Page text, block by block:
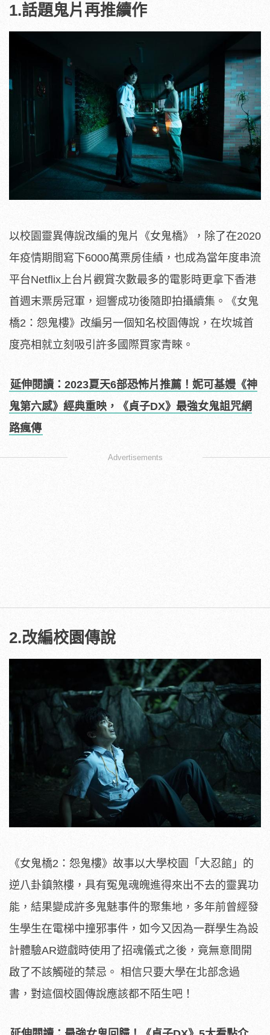
1.話題鬼片再推續作
以校園靈異傳說改編的鬼片《女鬼橋》，除了在2020
年疫情期間寫下6000萬票房佳績，也成為當年度串流
平台Netflix上台片觀賞次數最多的電影時更拿下香港
首週末票房冠軍，迴響成功後隨即拍攝續集。《女鬼
橋2：怨鬼樓》改編另一個知名校園傳說，在坎城首
度亮相就立刻吸引許多國際買家青睞。
延伸閱讀：2023夏天6部恐怖片推薦！妮可基嫚《神
鬼第六感》經典重映，《貞子DX》最強女鬼詛咒網
路瘋傳
Advertisements
2.改編校園傳說
《女鬼橋2：怨鬼樓》故事以大學校園「大忍館」的
逆八卦鎮煞樓，具有冤鬼魂魄進得來出不去的靈異功
能，結果變成許多鬼魅事件的聚集地，多年前曾經發
生學生在電梯中撞邪事件，如今又因為一群學生為設
計體驗AR遊戲時使用了招魂儀式之後，竟無意間開
啟了不該觸碰的禁忌。 相信只要大學在北部念過
書，對這個校園傳說應該都不陌生吧！